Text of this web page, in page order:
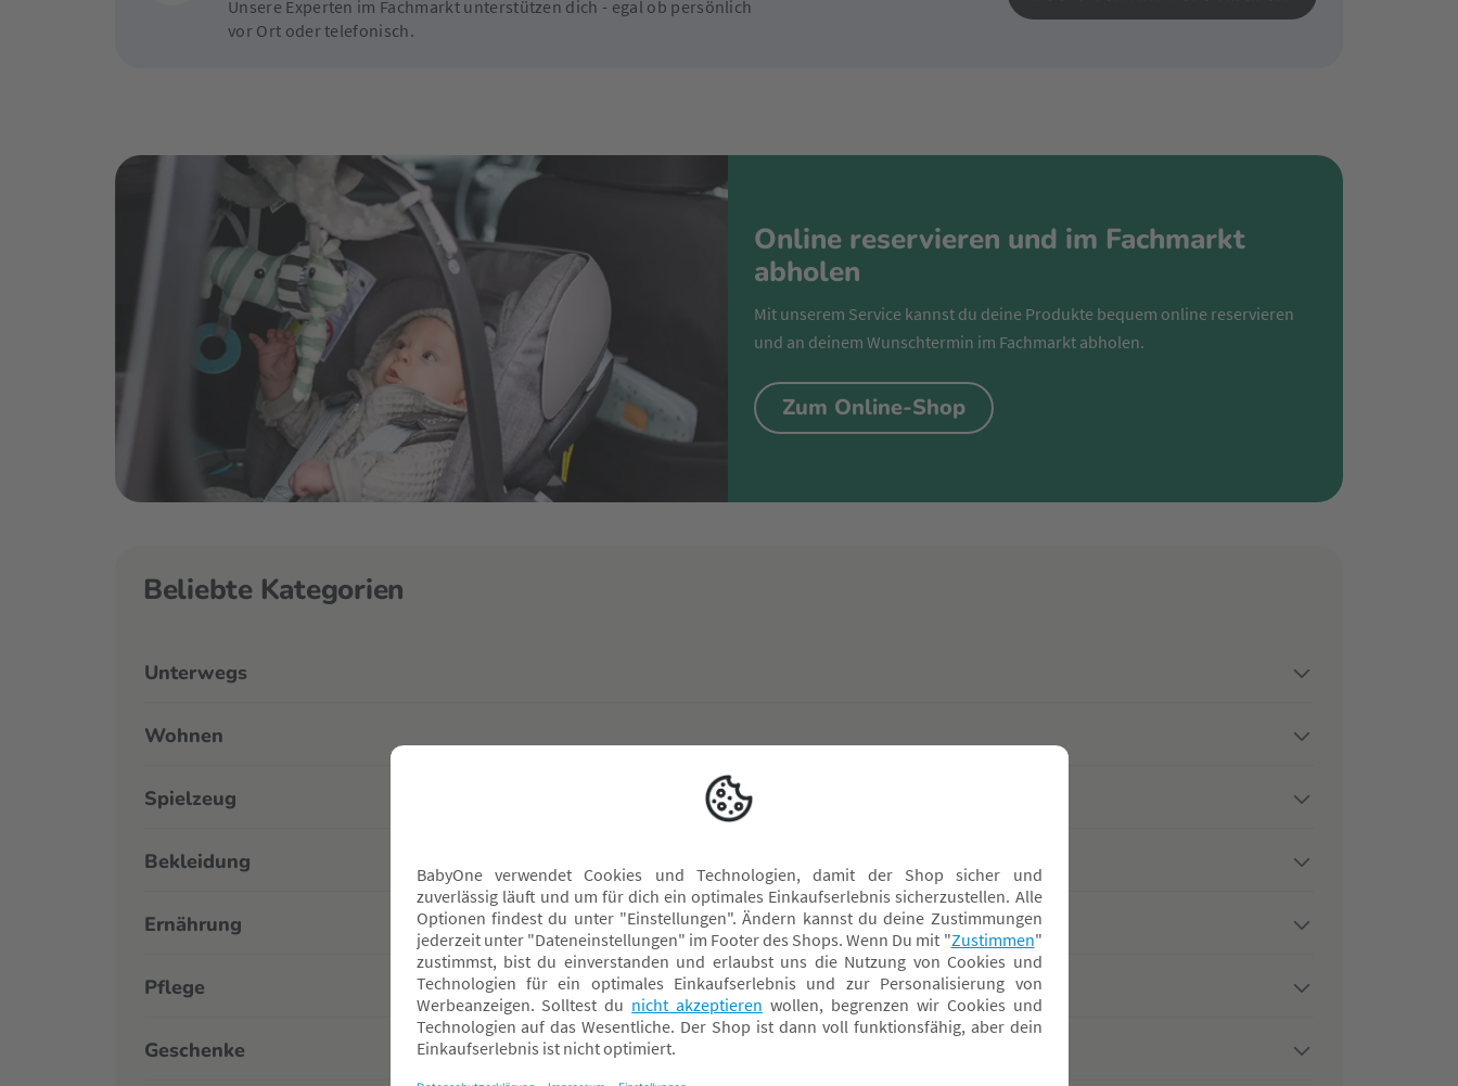
Unsere Experten im Fachmarkt unterstützen dich - egal ob persönlich
vor Ort oder telefonisch.
Online reservieren und im Fachmarkt
abholen
Mit unserem Service kannst du deine Produkte bequem online reservieren
und an deinem Wunschtermin im Fachmarkt abholen.
Zum Online-Shop
Beliebte Kategorien
Unterwegs
Wohnen
Spielzeug
Bekleidung
Ernährung
Pflege
Geschenke